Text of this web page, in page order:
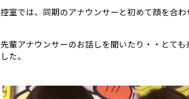
控室では、同期のアナウンサーと初めて顔を合わ
先輩アナウンサーのお話しを聞いたり・・とて
した。